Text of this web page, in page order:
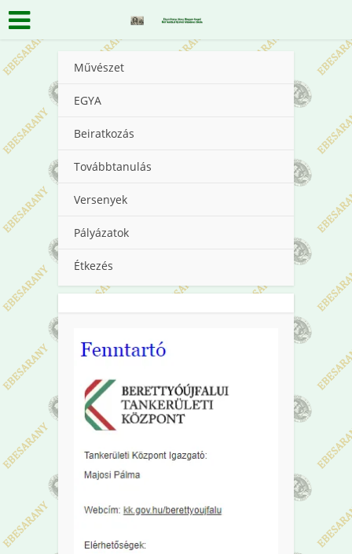
Művészet
EGYA
Beiratkozás
Továbbtanulás
Versenyek
Pályázatok
Étkezés